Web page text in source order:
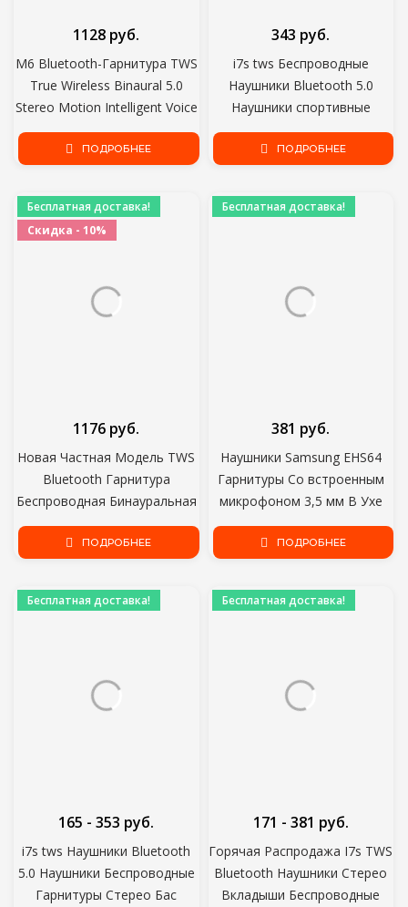
M6 Bluetooth-Гарнитура TWS
True Wireless Binaural 5.0
Stereo Motion Intelligent Voice
Anti-Noise
1128 руб.
ПОДРОБНЕЕ
i7s tws Беспроводные
Наушники Bluetooth 5.0
Наушники спортивные
Наушники Гарнитура С
микрофоном Зарядная
смартфонов
343 руб.
ПОДРОБНЕЕ
Бесплатная доставка!
Скидка - 10%
Новая Частная Модель TWS
Bluetooth Гарнитура
Беспроводная Бинауральная
Спортивная Мини
Водонепроницаемая OEM in-
1176 руб.
ПОДРОБНЕЕ
Бесплатная доставка!
Наушники Samsung EHS64
Гарнитуры Со встроенным
микрофоном 3,5 мм В Ухе
Проводные Наушники Для
смартфонов с бесплатным
381 руб.
ПОДРОБНЕЕ
Бесплатная доставка!
i7s tws Наушники Bluetooth
5.0 Наушники Беспроводные
Гарнитуры Стерео Бас
165 - 353 руб.
Бесплатная доставка!
Горячая Распродажа I7s TWS
Bluetooth Наушники Стерео
Вкладыши Беспроводные
171 - 381 руб.